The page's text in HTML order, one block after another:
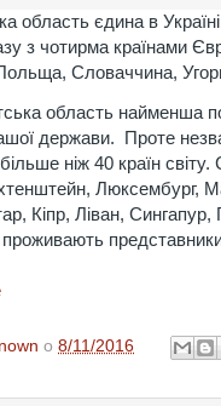
область єдина в
з чотирма країнами
Словаччина,
область найменша по
держави. Проте
ніж 40 країн
Люксембург,
Кіпр, Ліван,
о 8/11/2016